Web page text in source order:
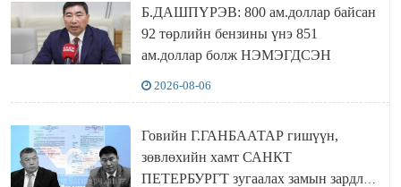
Б.ДАШПҮРЭВ: 800 ам.доллар байсан
92 төрлийн бензины үнэ 851
ам.доллар болж НЭМЭГДСЭН
2026-08-06
Говийн Г.ГАНБААТАР гишүүн,
зөвлөхийн хамт САНКТ
ПЕТЕРБУРГТ зугаалах замын зардлаа